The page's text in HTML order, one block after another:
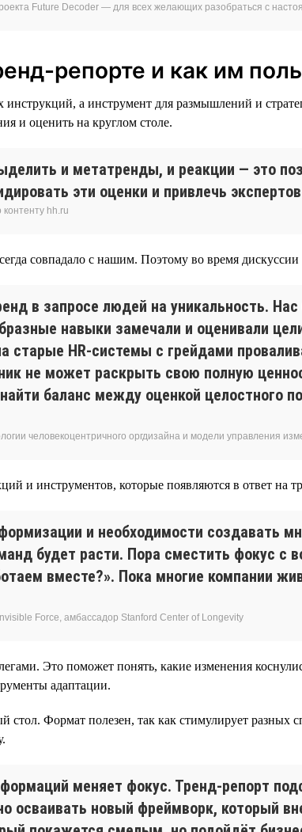
Future Decoder — для всех желающих разобраться с
репорте и как им
а инструмент для размышлений и
и оценить на круглом столе.
и метатренды, и реакции — это
эти оценки и привлечь экспертов
hh.ru
совпадало с нашим. Поэтому во время
в запросе людей на уникальность.
навыки замечали и оценивали
старые HR-системы с грейдами
не может раскрыть свою полную
баланс между оценкой целостного
человекоцентричного оргдизайна и модели управления
и инструментов, которые появляются в ответ на
и необходимости создавать
будет расти. Пора сместить фокус с
вместе?». Пока многие компании
Force, амбассадор Stanford Center of Longevity
Это поможет понять, какие изменения
адаптации.
стол. Формат полезен, так как стимулирует
меняет фокус. Тренд-репорт
осваивать новый фреймворк, который